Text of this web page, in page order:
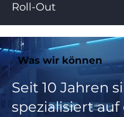
Roll-Out
Was wir können
Seit 10 Jahren
spezialisiert auf